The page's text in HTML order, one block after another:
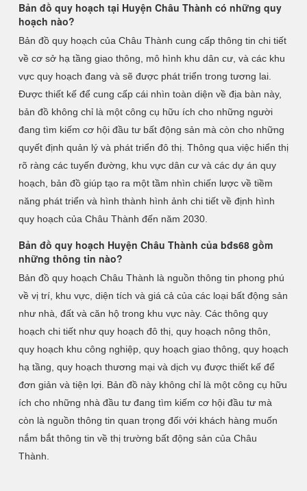
Bản đồ quy hoạch tại Huyện Châu Thành có những quy
hoạch nào?
Bản đồ quy hoạch của Châu Thành cung cấp thông tin chi tiết
về cơ sở hạ tầng giao thông, mô hình khu dân cư, và các khu
vực quy hoạch đang và sẽ được phát triển trong tương lai.
Được thiết kế để cung cấp cái nhìn toàn diện về địa bàn này,
bản đồ không chỉ là một công cụ hữu ích cho những người
đang tìm kiếm cơ hội đầu tư bất động sản mà còn cho những
quyết định quản lý và phát triển đô thị. Thông qua việc hiển thị
rõ ràng các tuyến đường, khu vực dân cư và các dự án quy
hoạch, bản đồ giúp tạo ra một tầm nhìn chiến lược về tiềm
năng phát triển và hình thành hình ảnh chi tiết về định hình
quy hoạch của Châu Thành đến năm 2030.
Bản đồ quy hoạch Huyện Châu Thành của bđs68 gồm
những thông tin nào?
Bản đồ quy hoạch Châu Thành là nguồn thông tin phong phú
về vị trí, khu vực, diện tích và giá cả của các loại bất động sản
như nhà, đất và căn hộ trong khu vực này. Các thông quy
hoạch chi tiết như quy hoạch đô thị, quy hoạch nông thôn,
quy hoạch khu công nghiệp, quy hoạch giao thông, quy hoạch
hạ tầng, quy hoạch thương mại và dịch vụ được thiết kế để
đơn giản và tiện lợi. Bản đồ này không chỉ là một công cụ hữu
ích cho những nhà đầu tư đang tìm kiếm cơ hội đầu tư mà
còn là nguồn thông tin quan trọng đối với khách hàng muốn
nắm bắt thông tin về thị trường bất động sản của Châu
Thành.